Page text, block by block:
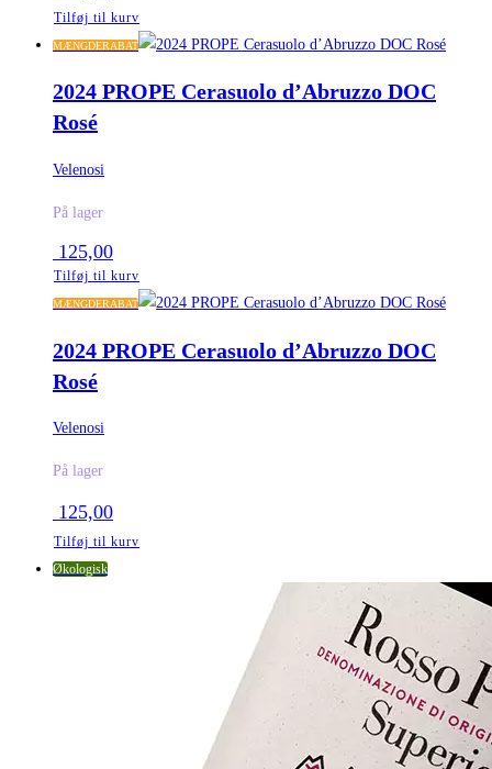
Tilføj til kurv
MÆNGDERABAT
2024 PROPE Cerasuolo d’Abruzzo DOC
Rosé
Velenosi
På lager
125,00
Tilføj til kurv
MÆNGDERABAT
2024 PROPE Cerasuolo d’Abruzzo DOC
Rosé
Velenosi
På lager
125,00
Tilføj til kurv
Økologisk